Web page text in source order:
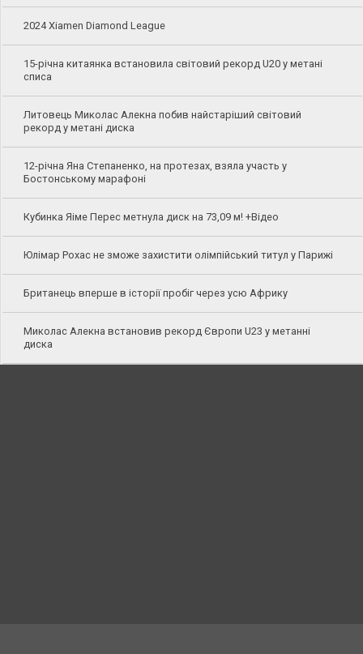
2024 Xiamen Diamond League
15-річна китаянка встановила світовий рекорд U20 у метані
списа
Литовець Миколас Алекна побив найстаріший світовий
рекорд у метані диска
12-річна Яна Степаненко, на протезах, взяла участь у
Бостонському марафоні
Кубинка Яіме Перес метнула диск на 73,09 м! +Відео
Юлімар Рохас не зможе захистити олімпійський титул у Парижі
Британець вперше в історії пробіг через усю Африку
Миколас Алекна встановив рекорд Європи U23 у метанні
диска